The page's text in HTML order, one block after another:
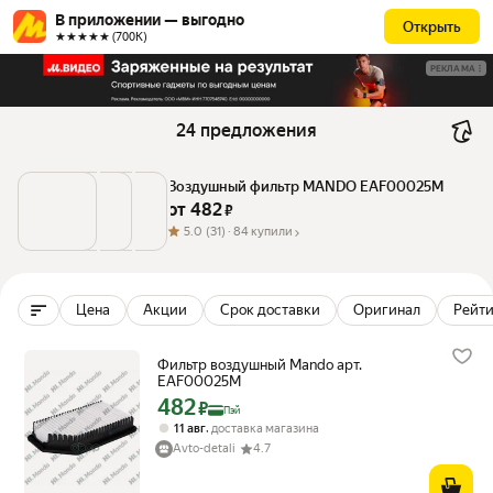
В приложении — выгодно
★★★★★ (700К)
Открыть
РЕКЛАМА
24 предложения
Воздушный фильтр MANDO EAF00025M
от 482 ₽
5.0 (31) · 84 купили
Цена Акции Срок доставки Оригинал
Фильтр воздушный Mando арт.
EAF00025M
Цена с картой Яндекс Пэй 482 ₽ вместо
482₽ Пэй
11 авг, доставка магазина
Avto-detali
4.7